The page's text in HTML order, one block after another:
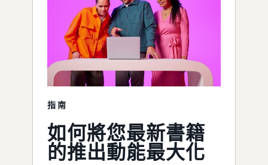
指南
如何將您最新書籍
的推出動能最大化